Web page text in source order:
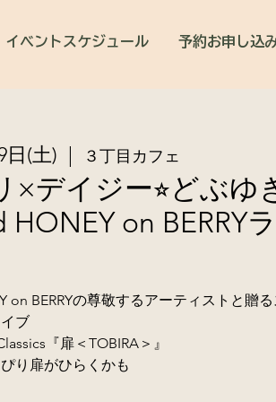
イベントスケジュール 予約お申し込
日(土) ３丁目カフェ
×デイジー⭐︎どぶゆ
HONEY on BERRY
on BERRYの尊敬するアーティストと贈
ブ
『扉＜TOBIRA＞』
り扉がひらくかも